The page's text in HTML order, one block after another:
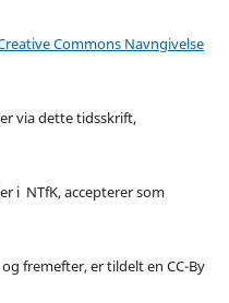
Commons Navngivelse
via dette tidsskrift,
i NTfK, accepterer som
fremefter, er tildelt en CC-By